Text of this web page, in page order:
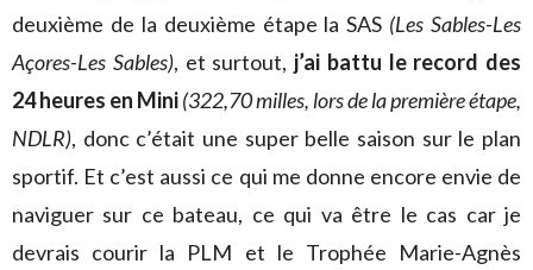
deuxième de la deuxième étape la SAS (Les Sables-Les
Açores-Les Sables), et surtout, j’ai battu le record des
24 heures en Mini(322,70 milles, lors de la première étape,
NDLR), donc c’était une super belle saison sur le plan
sportif. Et c’est aussi ce qui me donne encore envie de
naviguer sur ce bateau, ce qui va être le cas car je
devrais courir la PLM et le Trophée Marie-Agnès